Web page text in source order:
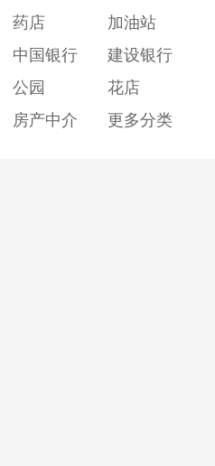
药店
加油站
中国银行
建设银行
公园
花店
房产中介 更多分类